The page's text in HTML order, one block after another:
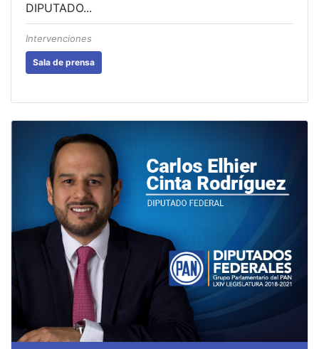
DIPUTADO...
Intervenciones
Sala de prensa